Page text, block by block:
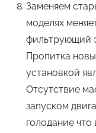
Заменяем
моделях
фильтрующий
Пропитка
установкой
Отсутствие
запуском
голодание